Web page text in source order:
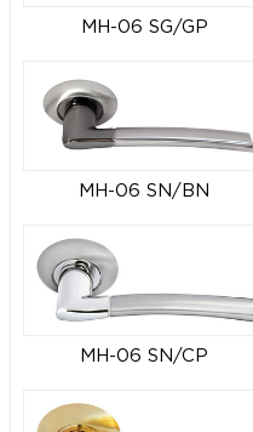
MH-06 SG/GP
MH-06 SN/BN
MH-06 SN/CP